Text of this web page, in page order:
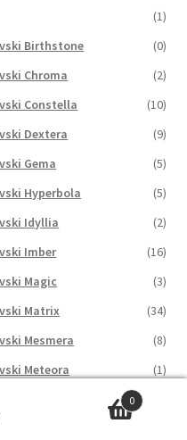
(1)
Birthstone
(0)
Chroma
(2)
Constella
(10)
Dextera
(9)
Gema
(5)
Hyperbola
(5)
Idyllia
(2)
Imber
(16)
Magic
(3)
Matrix
(34)
Mesmera
(8)
Meteora
(1)
Millenia
0